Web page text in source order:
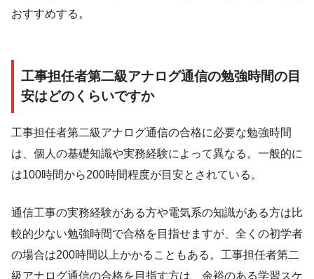
おすすめする。
工事担任者第二級アナログ通信の勉強時間の目
安はどのくらいですか
工事担任者第二級アナログ通信の合格に必要な勉強時間
は、個人の基礎知識や実務経験によって異なる。一般的に
は100時間から200時間程度が目安とされている。
通信工事の実務経験がある方や電気系の知識がある方は比
較的少ない勉強時間で合格を目指せますが、全くの初学者
の場合は200時間以上かかることもある。工事担任者第二
級アナログ通信の合格を目指す方は、余裕のある学習スケ